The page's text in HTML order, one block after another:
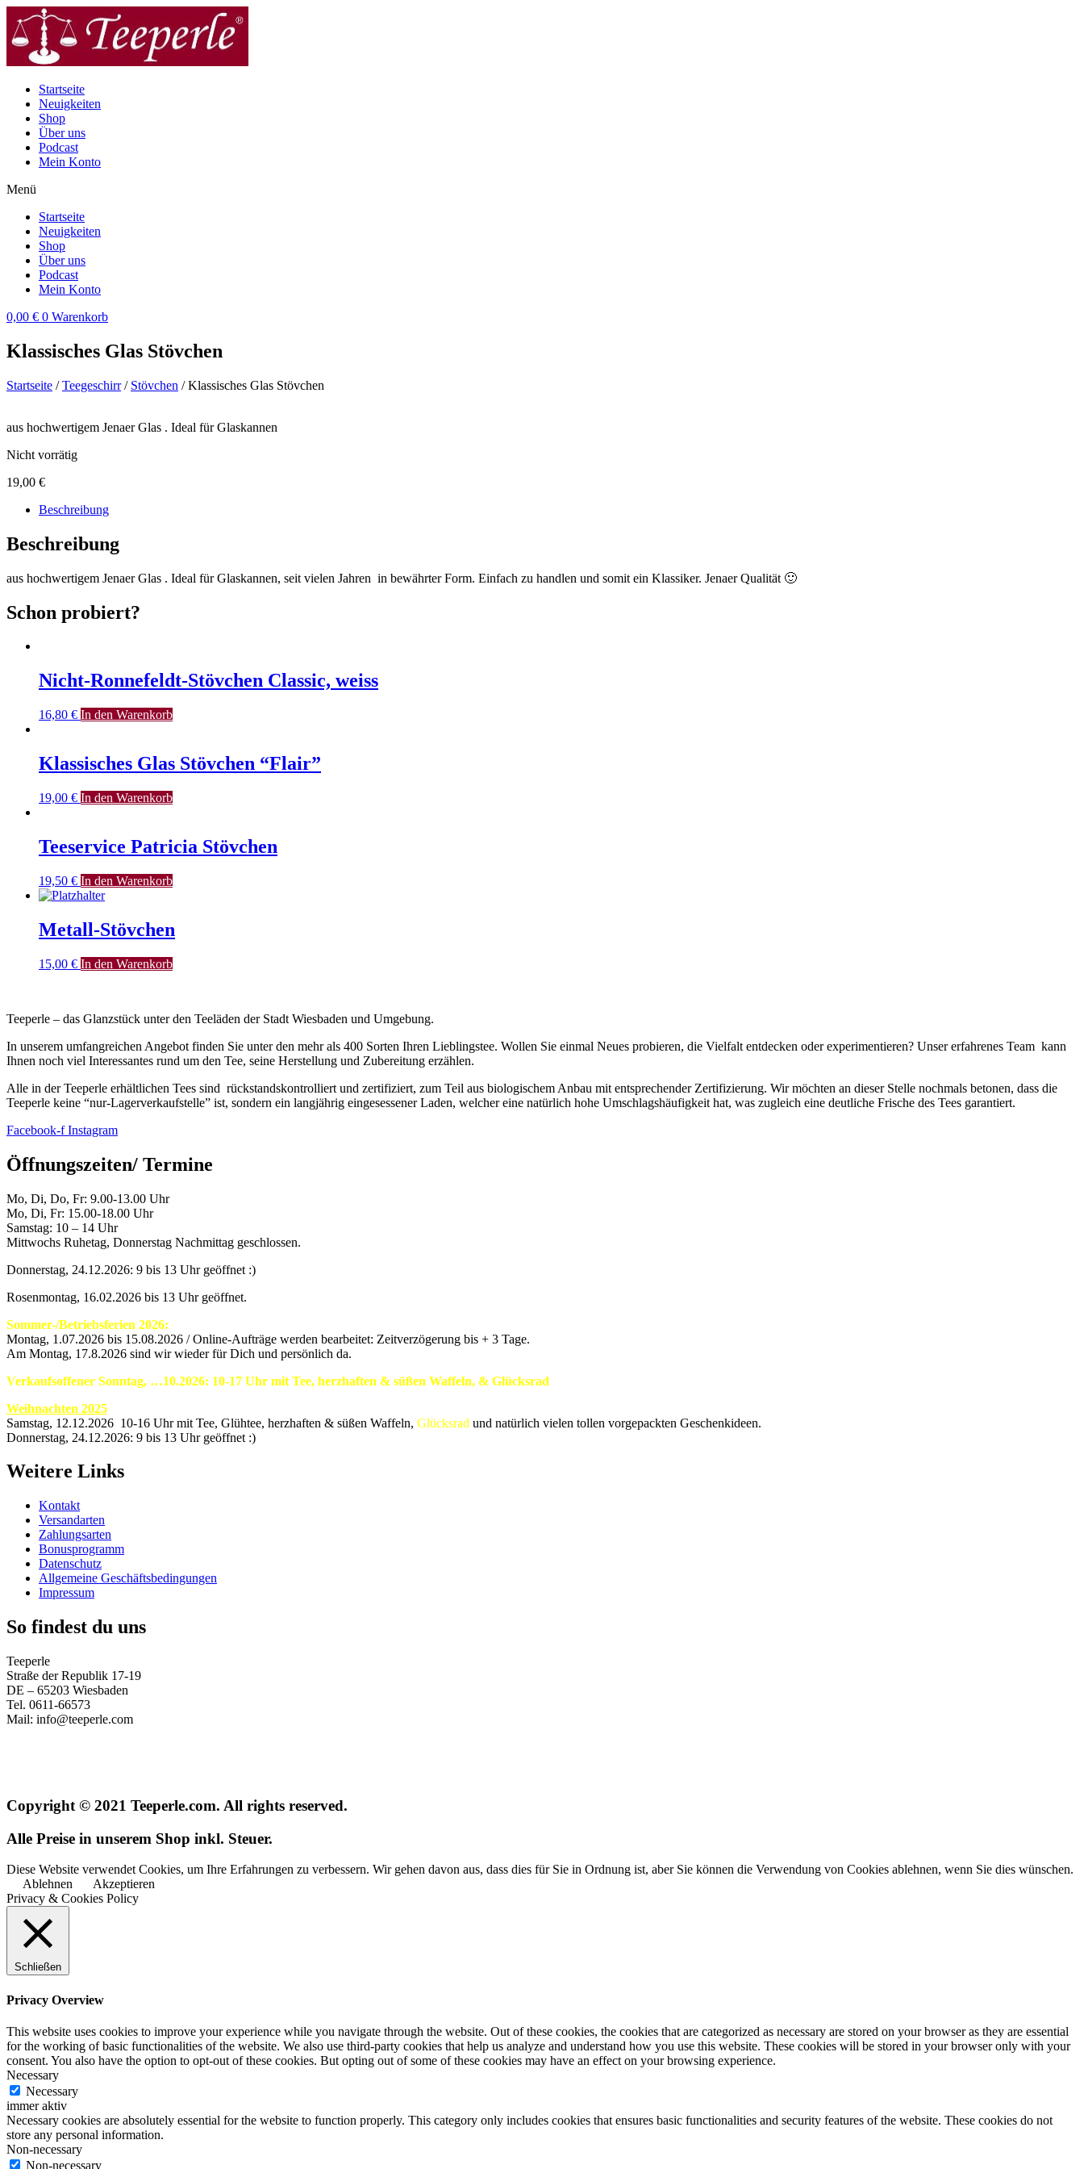
Inhalt
wechseln
Startseite
Neuigkeiten
Shop
Über uns
Podcast
Mein Konto
Menü
Startseite
Neuigkeiten
Shop
Über uns
Podcast
Mein Konto
0,00 € 0 Warenkorb
Klassisches Glas Stövchen
Startseite /Teegeschirr/ Stövchen / Klassisches Glas Stövchen
aus hochwertigem Jenaer Glas . Ideal für Glaskannen
Nicht vorrätig
19,00 €
Beschreibung
Beschreibung
aus hochwertigem Jenaer Glas . Ideal für Glaskannen, seit vielen Jahren in bewährter Form. Einfach zu handlen und somit ein Klassiker. Jenaer Qualität 🙂
Schon probiert?
Nicht-Ronnefeldt-Stövchen Classic, weiss
16,80 € In den Warenkorb
Klassisches Glas Stövchen “Flair”
19,00 € In den Warenkorb
Teeservice Patricia Stövchen
19,50 € In den Warenkorb
Metall-Stövchen
15,00 € In den Warenkorb
Teeperle – das Glanzstück unter den Teeläden der Stadt Wiesbaden und Umgebung.
In unserem umfangreichen Angebot finden Sie unter den mehr als 400 Sorten Ihren Lieblingstee. Wollen Sie einmal Neues probieren, die Vielfalt entdecken oder experimentieren? Unser erfahrenes Team kann
Ihnen noch viel Interessantes rund um den Tee, seine Herstellung und Zubereitung erzählen.
Alle in der Teeperle erhältlichen Tees sind rückstandskontrolliert und zertifiziert, zum Teil aus biologischem Anbau mit entsprechender Zertifizierung. Wir möchten an dieser Stelle nochmals betonen, dass die
Teeperle keine “nur-Lagerverkaufstelle” ist, sondern ein langjährig eingesessener Laden, welcher eine natürlich hohe Umschlagshäufigkeit hat, was zugleich eine deutliche Frische des Tees garantiert.
Facebook-f Instagram
Öffnungszeiten/ Termine
Mo, Di, Do, Fr: 9.00-13.00 Uhr
Mo, Di, Fr: 15.00-18.00 Uhr
Samstag: 10 – 14 Uhr
Mittwochs Ruhetag, Donnerstag Nachmittag geschlossen.
Donnerstag, 24.12.2026: 9 bis 13 Uhr geöffnet :)
Rosenmontag, 16.02.2026 bis 13 Uhr geöffnet.
Sommer-/Betriebsferien 2026:
Montag, 1.07.2026 bis 15.08.2026 / Online-Aufträge werden bearbeitet: Zeitverzögerung bis + 3 Tage.
Am Montag, 17.8.2026 sind wir wieder für Dich und persönlich da.
Verkaufsoffener Sonntag, …10.2026: 10-17 Uhr mit Tee, herzhaften & süßen Waffeln, & Glücksrad
Weihnachten 2025
Samstag, 12.12.2026 10-16 Uhr mit Tee, Glühtee, herzhaften & süßen Waffeln, Glücksrad und natürlich vielen tollen vorgepackten Geschenkideen.
Donnerstag, 24.12.2026: 9 bis 13 Uhr geöffnet :)
Weitere Links
Kontakt
Versandarten
Zahlungsarten
Bonusprogramm
Datenschutz
Allgemeine Geschäftsbedingungen
Impressum
So findest du uns
Teeperle
Straße der Republik 17-19
DE – 65203 Wiesbaden
Tel. 0611-66573
Mail: info@teeperle.com
Copyright © 2021 Teeperle.com. All rights reserved.
Alle Preise in unserem Shop inkl. Steuer.
Diese Website verwendet Cookies, um Ihre Erfahrungen zu verbessern. Wir gehen davon aus, dass dies für Sie in Ordnung ist, aber Sie können die Verwendung von Cookies ablehnen, wenn Sie dies wünschen.
Ablehnen
Akzeptieren
Privacy & Cookies Policy
Schließen
Privacy Overview
This website uses cookies to improve your experience while you navigate through the website. Out of these cookies, the cookies that are categorized as necessary are stored on your browser as they are essential
for the working of basic functionalities of the website. We also use third-party cookies that help us analyze and understand how you use this website. These cookies will be stored in your browser only with your
consent. You also have the option to opt-out of these cookies. But opting out of some of these cookies may have an effect on your browsing experience.
Necessary
Necessary
immer aktiv
Necessary cookies are absolutely essential for the website to function properly. This category only includes cookies that ensures basic functionalities and security features of the website. These cookies do not
store any personal information.
Non-necessary
Non-necessary